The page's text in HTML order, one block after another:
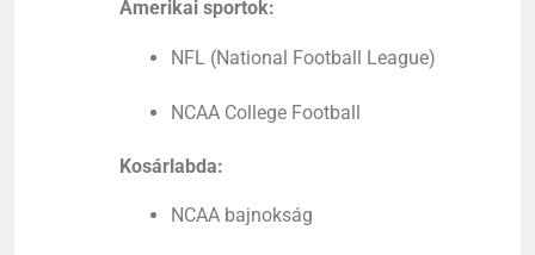
Amerikai sportok:
NFL (National Football League)
NCAA College Football
Kosárlabda:
NCAA bajnokság